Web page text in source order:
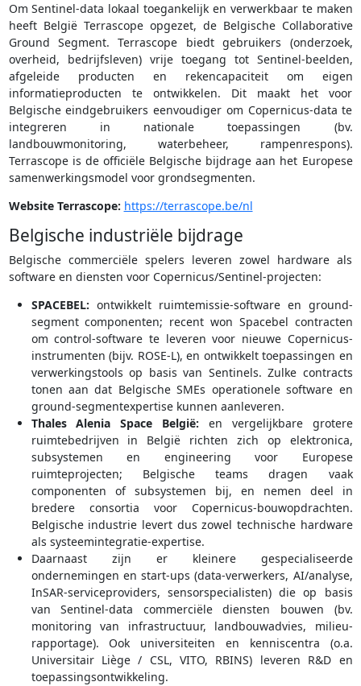
Om Sentinel-data lokaal toegankelijk en verwerkbaar te maken
heeft België Terrascope opgezet, de Belgische Collaborative
Ground Segment. Terrascope biedt gebruikers (onderzoek,
overheid, bedrijfsleven) vrije toegang tot Sentinel-beelden,
afgeleide producten en rekencapaciteit om eigen
informatieproducten te ontwikkelen. Dit maakt het voor
Belgische eindgebruikers eenvoudiger om Copernicus-data te
integreren in nationale toepassingen (bv.
landbouwmonitoring, waterbeheer, rampenrespons).
Terrascope is de officiële Belgische bijdrage aan het Europese
samenwerkingsmodel voor grondsegmenten.
Website Terrascope: https://terrascope.be/nl
Belgische industriële bijdrage
Belgische commerciële spelers leveren zowel hardware als
software en diensten voor Copernicus/Sentinel-projecten:
SPACEBEL: ontwikkelt ruimtemissie-software en ground-
segment componenten; recent won Spacebel contracten
om control-software te leveren voor nieuwe Copernicus-
instrumenten (bijv. ROSE-L), en ontwikkelt toepassingen en
verwerkingstools op basis van Sentinels. Zulke contracts
tonen aan dat Belgische SMEs operationele software en
ground-segmentexpertise kunnen aanleveren.
Thales Alenia Space België: en vergelijkbare grotere
ruimtebedrijven in België richten zich op elektronica,
subsystemen en engineering voor Europese
ruimteprojecten; Belgische teams dragen vaak
componenten of subsystemen bij, en nemen deel in
bredere consortia voor Copernicus-bouwopdrachten.
Belgische industrie levert dus zowel technische hardware
als systeemintegratie-expertise.
Daarnaast zijn er kleinere gespecialiseerde
ondernemingen en start-ups (data-verwerkers, AI/analyse,
InSAR-serviceproviders, sensorspecialisten) die op basis
van Sentinel-data commerciële diensten bouwen (bv.
monitoring van infrastructuur, landbouwadvies, milieu-
rapportage). Ook universiteiten en kenniscentra (o.a.
Universitair Liège / CSL, VITO, RBINS) leveren R&D en
toepassingsontwikkeling.